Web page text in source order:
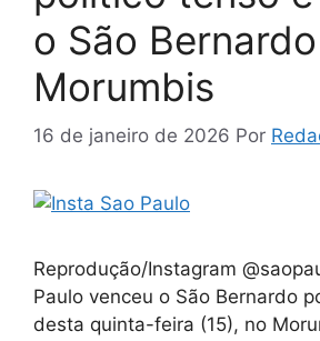
o São
Morumbis
16 de janeiro de 2026 Por
Reprodução/Instagram
Paulo venceu o São Bernardo
desta quinta-feira (15), no